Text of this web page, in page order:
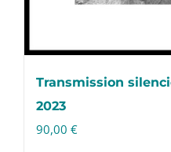
Transmission
2023
90,00 €